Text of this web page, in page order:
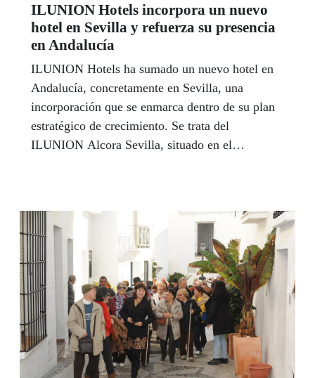
ILUNION Hotels incorpora un nuevo
hotel en Sevilla y refuerza su presencia
en Andalucía
ILUNION Hotels ha sumado un nuevo hotel en
Andalucía, concretamente en Sevilla, una
incorporación que se enmarca dentro de su plan
estratégico de crecimiento. Se trata del
ILUNION Alcora Sevilla, situado en el
minutos del centro histórico de la capital
andaluza y de su aeropuerto. Con la
incorporación del Alcora, la cadena hotelera de
ILUNION suma ya 26 hoteles por todo el
territorio nacional y mejora su presencia en
Andalucía, donde pasa de seis a siete
establecimientos.